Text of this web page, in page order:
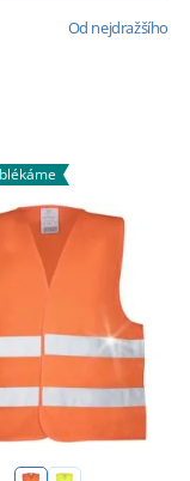
Od nejdražšího